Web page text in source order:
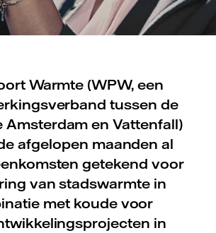
Warmte (WPW, een
tussen de
Amsterdam en Vattenfall)
afgelopen maanden al
getekend voor
van stadswarmte in
met koude voor
in